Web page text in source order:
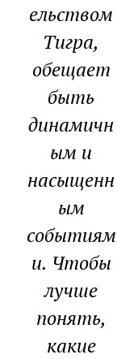
ельством
Тигра,
обещает
быть
динамичн
ым и
насыщенн
ым
событиям
и. Чтобы
лучше
понять,
какие